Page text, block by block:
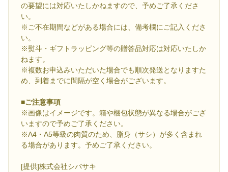
の要望には対応いたしかねますので、予めご了承くださ
い。
※ご不在期間などがある場合には、備考欄にご記入くださ
い。
※熨斗・ギフトラッピング等の贈答品対応は対応いたしか
ねます。
※複数お申込みいただいた場合でも順次発送となりますた
め、到着までに間隔が空く場合がございます。
■ご注意事項
※画像はイメージです。箱や梱包状態が異なる場合がござ
いますので予めご了承ください。
※A4・A5等級の肉質のため、脂身（サシ）が多く含まれ
る場合があります。予めご了承ください。
[提供]株式会社シバサキ